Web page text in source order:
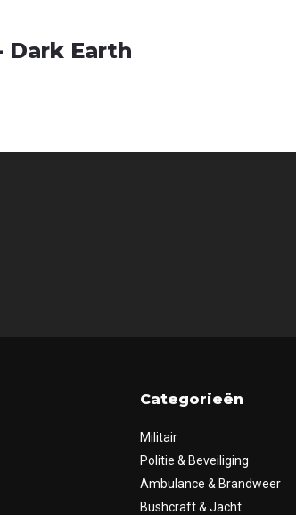
Dark Earth
Categorieën
Militair
Politie & Beveiliging
Ambulance & Brandweer
Bushcraft & Jacht